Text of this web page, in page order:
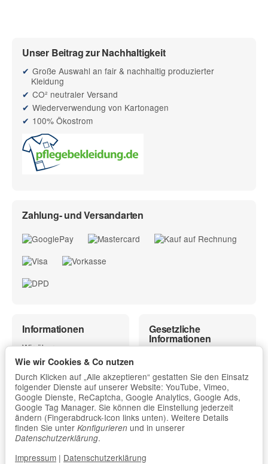
Unser Beitrag zur Nachhaltigkeit
Große Auswahl an fair & nachhaltig produzierter
Kleidung
CO² neutraler Versand
Wiederverwendung von Kartonagen
100% Ökostrom
Zahlung- und Versandarten
Informationen
Wir über uns
Zahlung und Versand
Versandinformationen
Newsletter
Rücksendungen und
Retouren
Vor-Ort Beratung &
Musterservice
Gesetzliche
Informationen
Impressum
AGB und
Kundeninformationen
Widerrufsbelehrung
einschließlich Muster-
Widerrufsformular
Wie wir Cookies & Co nutzen
Durch Klicken auf „Alle akzeptieren“ gestatten Sie den Einsatz
folgender Dienste auf unserer Website: YouTube, Vimeo,
Google Dienste, ReCaptcha, Google Analytics, Google Ads,
Google Tag Manager. Sie können die Einstellung jederzeit
ändern (Fingerabdruck-Icon links unten). Weitere Details
finden Sie unter Konfigurieren und in unserer
Datenschutzerklärung.
Impressum | Datenschutzerklärung